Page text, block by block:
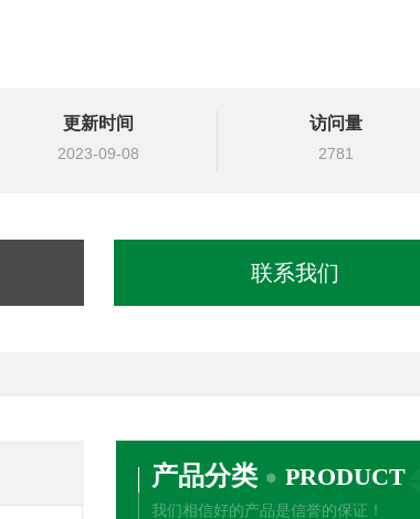
更新时间
2023-09-08
访问量
2781
联系我们
产品分类 PRODUCT
我们相信好的产品是信誉的保证！